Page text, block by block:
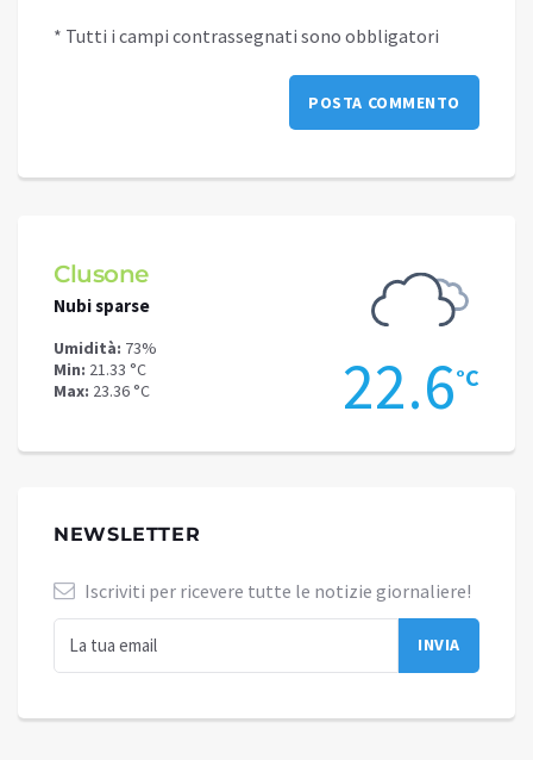
* Tutti i campi contrassegnati sono obbligatori
22.6
NEWSLETTER
Iscriviti per ricevere tutte le notizie giornaliere!